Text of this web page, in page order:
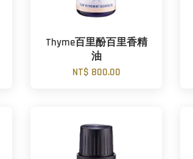
Thyme百里酚百里香精
油
NT$ 800.00